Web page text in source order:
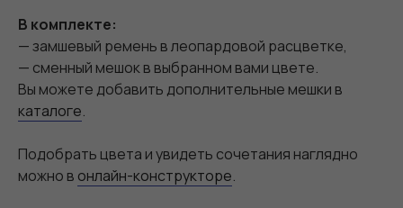
В комплекте:
— замшевый ремень в леопардовой расцветке,
— сменный мешок в выбранном вами цвете.
Вы можете добавить дополнительные мешки в
каталоге.
Подобрать цвета и увидеть сочетания наглядно
можно в онлайн-конструкторе.